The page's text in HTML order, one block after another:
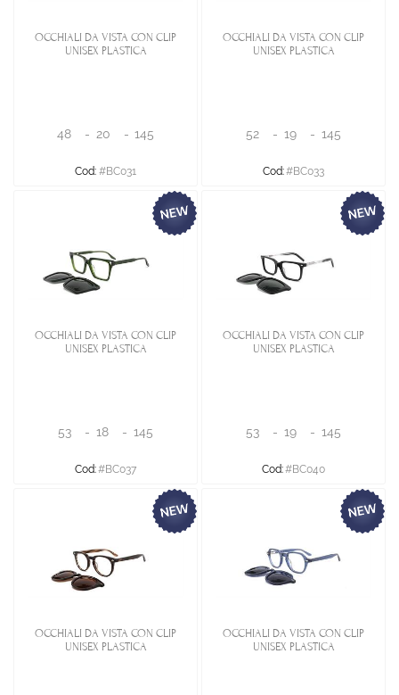
OCCHIALI DA VISTA CON CLIP
UNISEX PLASTICA
48 - 20 - 145
Cod: #BC031
OCCHIALI DA VISTA CON CLIP
UNISEX PLASTICA
52 - 19 - 145
Cod:#BC033
OCCHIALI DA VISTA CON CLIP
UNISEX PLASTICA
53 - 18 - 145
Cod:#BC037
OCCHIALI DA VISTA CON CLIP
UNISEX PLASTICA
53 - 19 - 145
Cod:#BC040
OCCHIALI DA VISTA CON CLIP
UNISEX PLASTICA
OCCHIALI DA VISTA CON CLIP
UNISEX PLASTICA